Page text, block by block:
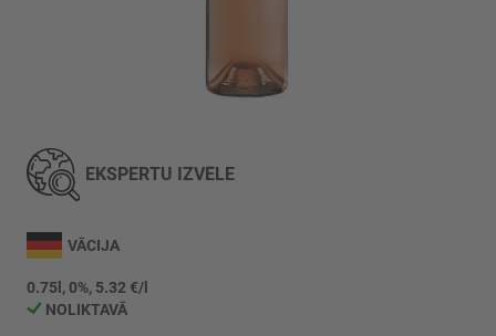
uz
galerijas
sākumu
EKSPERTU IZVĒLE
VĀCIJA
0.75l, 0%, 5.32 €/l
NOLIKTAVĀ